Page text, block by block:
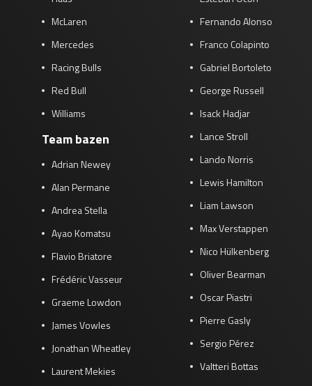
Race
zo 21:00 - 23:00
Kwalificatie
za 05:00 - 06:00
Race
zo 05:00 - 07:00
27 - 29 nov
za 19:00 - 20:00
GP ABU DHABI 2026 04 - 06 dec
Kwalificatie
za 15:00 - 16:00
Race
zo 14:00 - 16:00
McLaren
Mercedes
Racing Bulls
Red Bull
Williams
Team bazen
Adrian Newey
Alan Permane
Andrea Stella
Ayao Komatsu
Flavio Briatore
Frédéric Vasseur
Graeme Lowdon
James Vowles
Jonathan Wheatley
Laurent Mekies
Fernando Alonso
Franco Colapinto
Gabriel Bortoleto
George Russell
Isack Hadjar
Lance Stroll
Lando Norris
Lewis Hamilton
Liam Lawson
Max Verstappen
Nico Hülkenberg
Oliver Bearman
Oscar Piastri
Pierre Gasly
Sergio Pérez
Valtteri Bottas